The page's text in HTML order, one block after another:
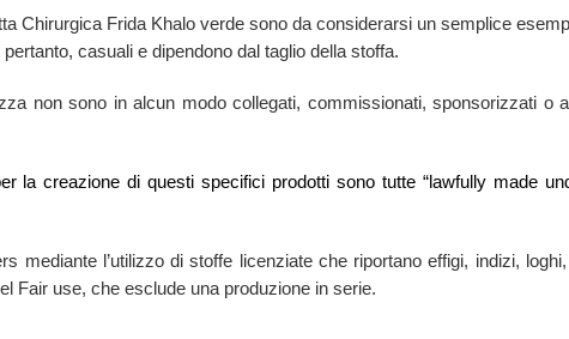
Chirurgica Frida Khalo verde sono da considerarsi un semplice
casuali e dipendono dal taglio della stoffa.
non sono in alcun modo collegati, commissionati, sponsorizzati o
la creazione di questi specifici prodotti sono tutte “lawfully made
mediante l’utilizzo di stoffe licenziate che riportano effigi, indizi,
Fair use, che esclude una produzione in serie.